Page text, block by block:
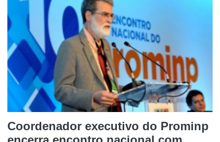
Coordenador executivo do Prominp